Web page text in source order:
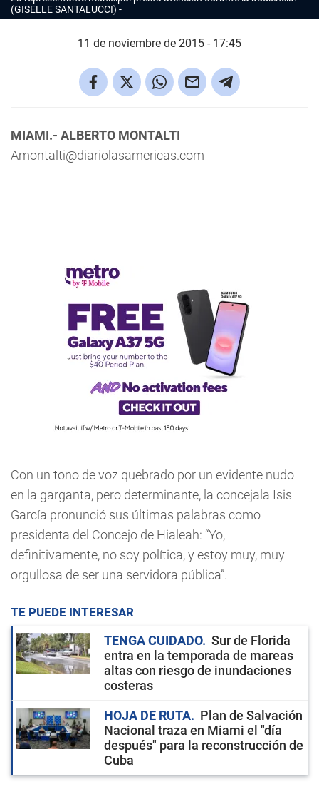
(GISELLE SANTALUCCI)
11 de noviembre de 2015 - 17:45
MIAMI.- ALBERTO MONTALTI
Amontalti@diariolasamericas.com
Con un tono de voz quebrado por un evidente nudo
en la garganta, pero determinante, la concejala Isis
García pronunció sus últimas palabras como
presidenta del Concejo de Hialeah: “Yo,
definitivamente, no soy política, y estoy muy, muy
orgullosa de ser una servidora pública”.
TE PUEDE INTERESAR
TENGA CUIDADO
Sur de Florida
entra en la temporada de mareas
altas con riesgo de inundaciones
costeras
HOJA DE RUTA
Plan de Salvación
Nacional traza en Miami el "día
después" para la reconstrucción de
Cuba